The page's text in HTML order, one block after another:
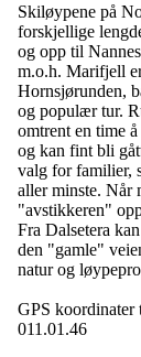
Skiløypene på
forskjellige
og opp til
m.o.h. Marifjell
Hornsjørunden,
og populær tur.
omtrent en time
og kan fint bli
valg for familier,
aller minste. Når
"avstikkeren"
Fra Dalsetera
den "gamle"
natur og
GPS koordinater
011.01.46